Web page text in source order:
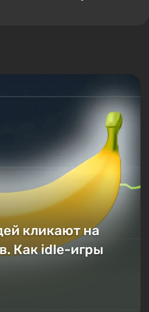
кликают на
Как idle-игры